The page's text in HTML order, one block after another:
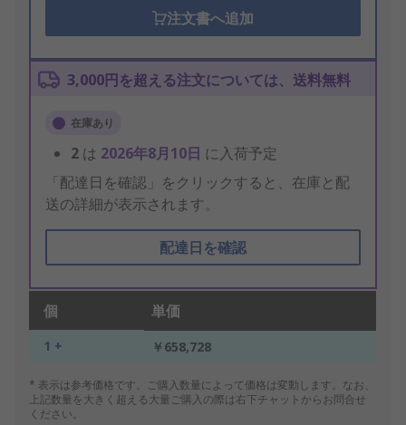
注文書へ追加
3,000円を超える注文については、送料無料
在庫あり
2 は 2026年8月10日 に入荷予定
「配達日を確認」をクリックすると、在庫と配
送の詳細が表示されます。
配達日を確認
個 単価
1 + ￥658,728
* 表示は参考価格です。ご購入数量によって価格は変動します。なお、
上記数量を大きく超える大量ご購入の際は右下チャットからお問合せ
ください。